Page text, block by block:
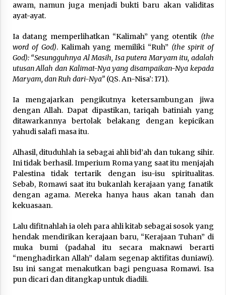
awam, namun juga menjadi bukti baru akan validitas
ayat-ayat.
Ia datang memperlihatkan “Kalimah” yang otentik (the
word of God). Kalimah yang memiliki “Ruh” (the spirit of
God): “Sesungguhnya Al Masih, Isa putera Maryam itu, adalah
utusan Allah dan Kalimat-Nya yang disampaikan-Nya kepada
Maryam, dan Ruh dari-Nya” (QS. An-Nisa’: 171).
Ia mengajarkan pengikutnya ketersambungan jiwa
dengan Allah. Dapat dipastikan, tariqah batiniah yang
ditawarkannya bertolak belakang dengan kepicikan
yahudi salafi masa itu.
Alhasil, dituduhlah ia sebagai ahli bid’ah dan tukang sihir.
Ini tidak berhasil. Imperium Roma yang saat itu menjajah
Palestina tidak tertarik dengan isu-isu spiritualitas.
Sebab, Romawi saat itu bukanlah kerajaan yang fanatik
dengan agama. Mereka hanya haus akan tanah dan
kekuasaan.
Lalu difitnahlah ia oleh para ahli kitab sebagai sosok yang
hendak mendirikan kerajaan baru, “Kerajaan Tuhan” di
muka bumi (padahal itu secara maknawi berarti
“menghadirkan Allah” dalam segenap aktifitas duniawi).
Isu ini sangat menakutkan bagi penguasa Romawi. Isa
pun dicari dan ditangkap untuk diadili.